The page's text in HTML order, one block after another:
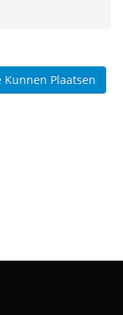
Kunnen Plaatsen